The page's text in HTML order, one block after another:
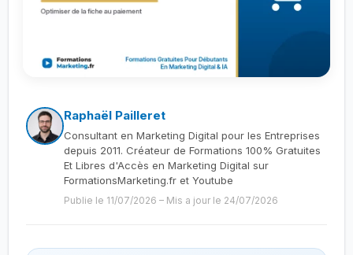
Raphaël Pailleret
Consultant en Marketing Digital pour les Entreprises
depuis 2011. Créateur de Formations 100% Gratuites
Et Libres d'Accès en Marketing Digital sur
FormationsMarketing.fr et Youtube
Publie le 11/07/2026 – Mis a jour le 24/07/2026